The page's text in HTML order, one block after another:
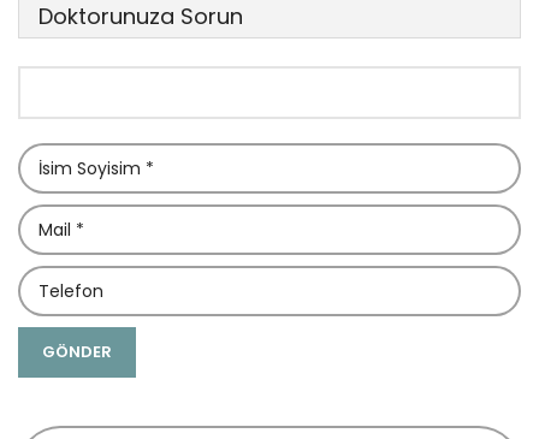
Doktorunuza Sorun